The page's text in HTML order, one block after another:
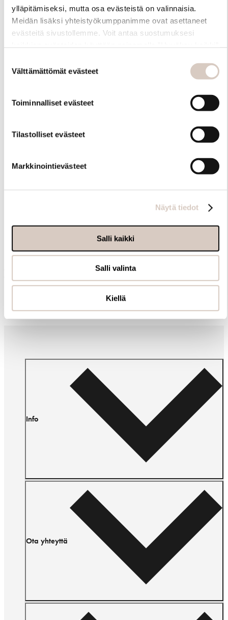
ylläpitämiseksi, mutta osa evästeistä on valinnaisia.
Meidän lisäksi yhteistyökumppanimme ovat asettaneet
evästeitä sivustollemme. Voit antaa suostumuksesi
myöhemmin ”Evästeasetukset” -linkin kautta.
valinta
Välttämättömät evästeet
Toiminnalliset evästeet
Tilastolliset evästeet
Markkinointievästeet
Näytä tiedot
Salli kaikki
Salli valinta
Kiellä
Samankaltaisia tuotteita
Muut ostivat myös
Info
Ota yhteyttä